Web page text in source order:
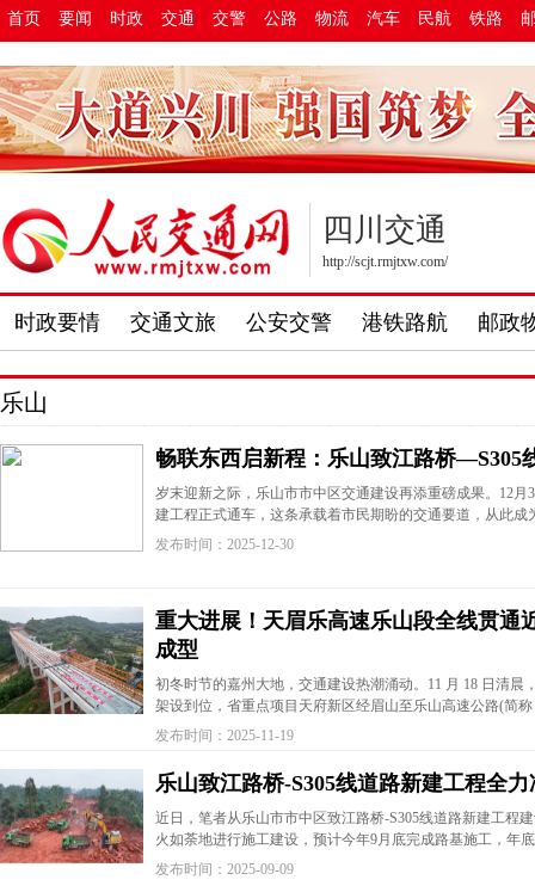
首页 要闻 时政 交通 交警 公路 物流 汽车 民航 铁路
四川交通
http://scjt.rmjtxw.com/
时政要情 交通文旅 公安交警 港铁路航 邮政
乐山
畅联东西启新程：乐山致江路桥—S305
岁末迎新之际，乐山市市中区交通建设再添重磅成果。12月
建工程正式通车，这条承载着市民期盼的交通要道，从此成
发布时间：2025-12-30
重大进展！天眉乐高速乐山段全线贯通
成型
初冬时节的嘉州大地，交通建设热潮涌动。11 月 18 日清晨
架设到位，省重点项目天府新区经眉山至乐山高速公路(简称
发布时间：2025-11-19
乐山致江路桥-S305线道路新建工程全
近日，笔者从乐山市市中区致江路桥-S305线道路新建工程
火如荼地进行施工建设，预计今年9月底完成路基施工，年底
发布时间：2025-09-09